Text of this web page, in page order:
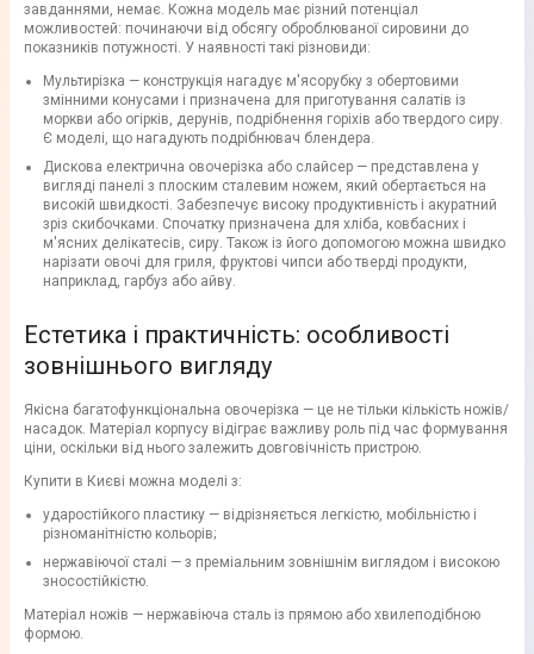
завданнями, немає. Кожна модель має різний потенціал
можливостей: починаючи від обсягу оброблюваної сировини до
показників потужності. У наявності такі різновиди:
Мультирізка — конструкція нагадує м'ясорубку з обертовими
змінними конусами і призначена для приготування салатів із
моркви або огірків, дерунів, подрібнення горіхів або твердого сиру.
Є моделі, що нагадують подрібнювач блендера.
Дискова електрична овочерізка або слайсер — представлена у
вигляді панелі з плоским сталевим ножем, який обертається на
високій швидкості. Забезпечує високу продуктивність і акуратний
зріз скибочками. Спочатку призначена для хліба, ковбасних і
м'ясних делікатесів, сиру. Також із його допомогою можна швидко
нарізати овочі для гриля, фруктові чипси або тверді продукти,
наприклад, гарбуз або айву.
Естетика і практичність: особливості
зовнішнього вигляду
Якісна багатофункціональна овочерізка — це не тільки кількість ножів/
насадок. Матеріал корпусу відіграє важливу роль під час формування
ціни, оскільки від нього залежить довговічність пристрою.
Купити в Києві можна моделі з:
ударостійкого пластику — відрізняється легкістю, мобільністю і
різноманітністю кольорів;
нержавіючої сталі — з преміальним зовнішнім виглядом і високою
зносостійкістю.
Матеріал ножів — нержавіюча сталь із прямою або хвилеподібною
формою.